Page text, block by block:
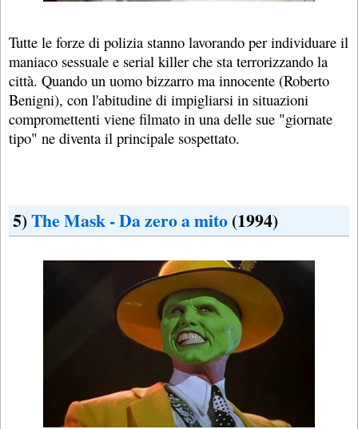
Tutte le forze di polizia stanno lavorando per individuare il
maniaco sessuale e serial killer che sta terrorizzando la
città. Quando un uomo bizzarro ma innocente (Roberto
Benigni), con l'abitudine di impigliarsi in situazioni
compromettenti viene filmato in una delle sue "giornate
tipo" ne diventa il principale sospettato.
5)The Mask - Da zero a mito(1994)